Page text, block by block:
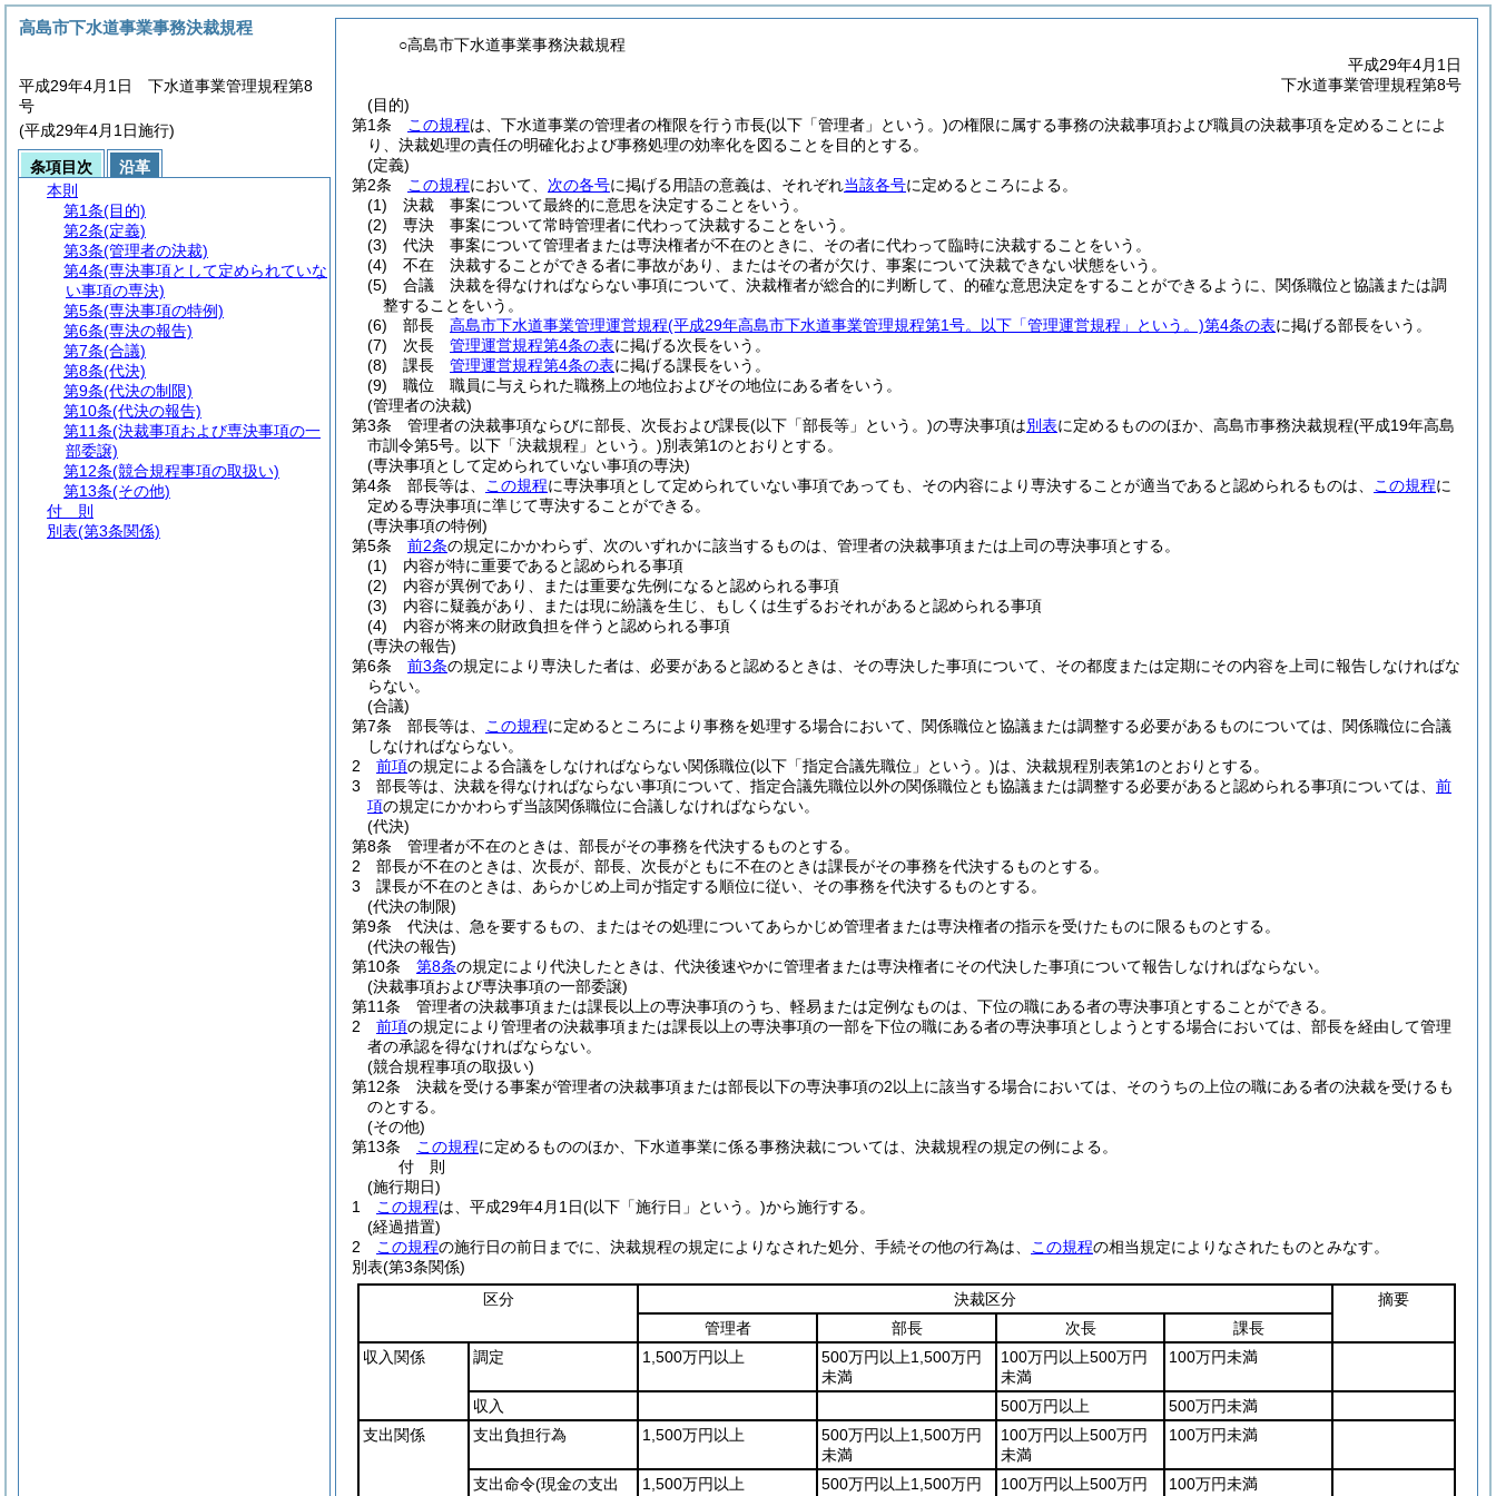
○高島市下水道事業事務決裁規程
平成29年4月1日
下水道事業管理規程第8号
(目的)
第1条
この規程は、下水道事業の管理者の権限を行う市長(以下「管理者」という。)の権限に属する事務の決裁事項および職員の決裁事項を定めることによ
り、決裁処理の責任の明確化および事務処理の効率化を図ることを目的とする。
(定義)
第2条
この規程において、 次の各号に掲げる用語の意義は、それぞれ当該各号に定めるところによる。
(1)
決裁 事案について最終的に意思を決定することをいう。
(2)
専決 事案について常時管理者に代わって決裁することをいう。
(3)
代決 事案について管理者または専決権者が不在のときに、その者に代わって臨時に決裁することをいう。
(4)
不在 決裁することができる者に事故があり、またはその者が欠け、事案について決裁できない状態をいう。
(5)
合議 決裁を得なければならない事項について、決裁権者が総合的に判断して、的確な意思決定をすることができるように、関係職位と協議または調
整することをいう。
(6)
部長 高島市下水道事業管理運営規程(平成29年高島市下水道事業管理規程第1号。以下「管理運営規程」という。)第4条の表に掲げる部長をいう。
(7)
次長 管理運営規程第4条の表に掲げる次長をいう。
(8)
課長 管理運営規程第4条の表に掲げる課長をいう。
(9)
職位 職員に与えられた職務上の地位およびその地位にある者をいう。
(管理者の決裁)
第3条
管理者の決裁事項ならびに部長、次長および課長(以下「部長等」という。)の専決事項は別表に定めるもののほか、高島市事務決裁規程(平成19年高島
市訓令第5号。以下「決裁規程」という。)別表第1のとおりとする。
(専決事項として定められていない事項の専決)
第4条
部長等は、 この規程に専決事項として定められていない事項であっても、その内容により専決することが適当であると認められるものは、 この規程に
定める専決事項に準じて専決することができる。
(専決事項の特例)
第5条
前2条の規定にかかわらず、次のいずれかに該当するものは、管理者の決裁事項または上司の専決事項とする。
(1)
内容が特に重要であると認められる事項
(2)
内容が異例であり、または重要な先例になると認められる事項
(3)
内容に疑義があり、または現に紛議を生じ、もしくは生ずるおそれがあると認められる事項
(4)
内容が将来の財政負担を伴うと認められる事項
(専決の報告)
第6条
前3条の規定により専決した者は、必要があると認めるときは、その専決した事項について、その都度または定期にその内容を上司に報告しなければな
らない。
(合議)
第7条
部長等は、 この規程に定めるところにより事務を処理する場合において、関係職位と協議または調整する必要があるものについては、関係職位に合議
しなければならない。
2
前項の規定による合議をしなければならない関係職位(以下「指定合議先職位」という。)は、決裁規程別表第1のとおりとする。
3
部長等は、決裁を得なければならない事項について、指定合議先職位以外の関係職位とも協議または調整する必要があると認められる事項については、 前
項の規定にかかわらず当該関係職位に合議しなければならない。
(代決)
第8条
管理者が不在のときは、部長がその事務を代決するものとする。
2
部長が不在のときは、次長が、部長、次長がともに不在のときは課長がその事務を代決するものとする。
3
課長が不在のときは、あらかじめ上司が指定する順位に従い、その事務を代決するものとする。
(代決の制限)
第9条
代決は、急を要するもの、またはその処理についてあらかじめ管理者または専決権者の指示を受けたものに限るものとする。
(代決の報告)
第10条
第8条の規定により代決したときは、代決後速やかに管理者または専決権者にその代決した事項について報告しなければならない。
(決裁事項および専決事項の一部委譲)
第11条
管理者の決裁事項または課長以上の専決事項のうち、軽易または定例なものは、下位の職にある者の専決事項とすることができる。
2
前項の規定により管理者の決裁事項または課長以上の専決事項の一部を下位の職にある者の専決事項としようとする場合においては、部長を経由して管理
者の承認を得なければならない。
(競合規程事項の取扱い)
第12条
決裁を受ける事案が管理者の決裁事項または部長以下の専決事項の2以上に該当する場合においては、そのうちの上位の職にある者の決裁を受けるも
のとする。
(その他)
第13条
この規程に定めるもののほか、下水道事業に係る事務決裁については、決裁規程の規定の例による。
付 則
(施行期日)
1
この規程は、平成29年4月1日(以下「施行日」という。)から施行する。
(経過措置)
2
この規程の施行日の前日までに、決裁規程の規定によりなされた処分、手続その他の行為は、 この規程の相当規定によりなされたものとみなす。
別表(第3条関係)
区分
決裁区分
摘要
管理者
部長 次長
課長
収入関係
調定 1,500万円以上
500万円以上1,500万円
未満
100万円以上500万円
未満
100万円未満
収入 500万円以上
500万円未満
支出関係
支出負担行為 1,500万円以上
500万円以上1,500万円
未満
100万円以上500万円
未満
100万円未満
支出命令(現金の支出
1,500万円以上
500万円以上1,500万円
100万円以上500万円
100万円未満
高島市下水道事業事務決裁規程
平成29年4月1日 下水道事業管理規程第8
号
(平成29年4月1日施行)
条項目次
沿革
本則
第1条(目的)
第2条(定義)
第3条(管理者の決裁)
第4条(専決事項として定められていな
い事項の専決)
第5条(専決事項の特例)
第6条(専決の報告)
第7条(合議)
第8条(代決)
第9条(代決の制限)
第10条(代決の報告)
第11条(決裁事項および専決事項の一
部委譲)
第12条(競合規程事項の取扱い)
第13条(その他)
付 則
別表(第3条関係)